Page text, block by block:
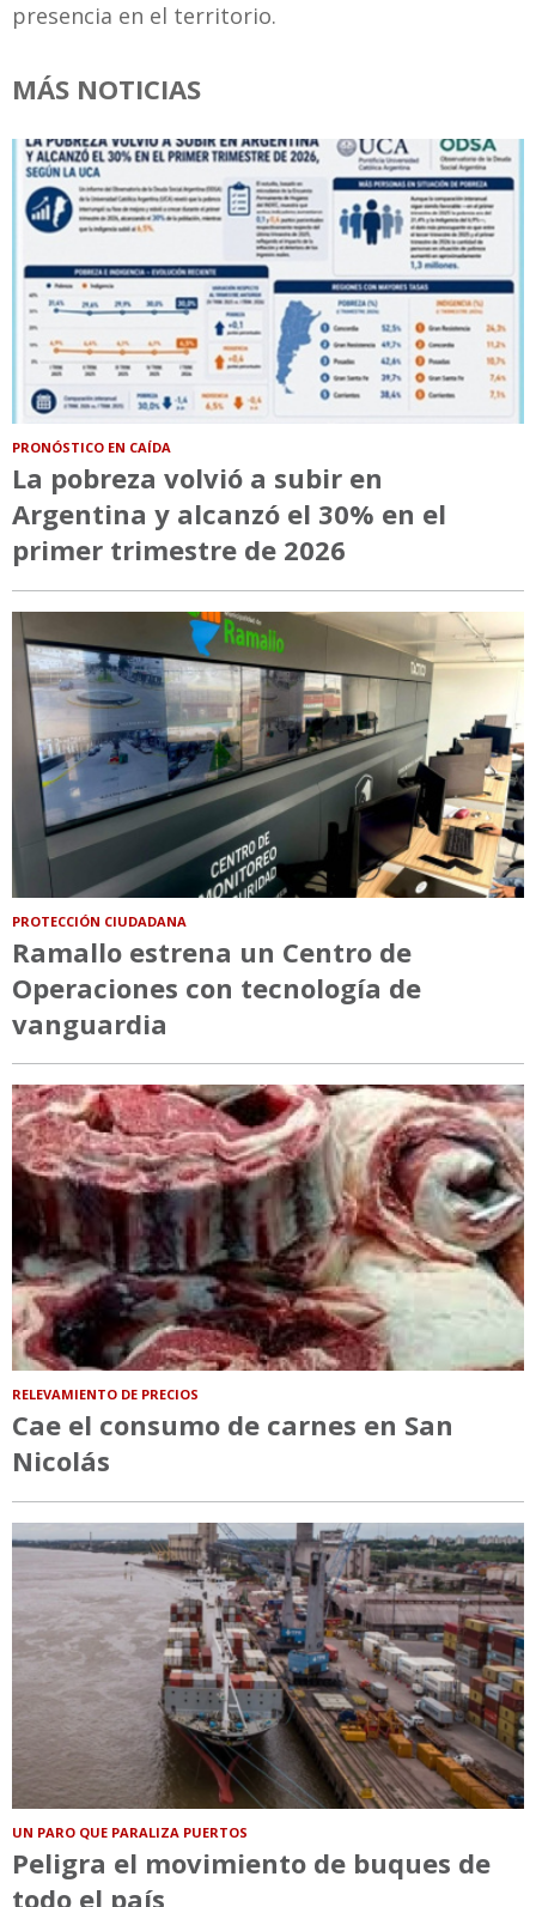
presencia en el territorio.
MÁS NOTICIAS
PRONÓSTICO EN CAÍDA
La pobreza volvió a subir en
Argentina y alcanzó el 30% en el
primer trimestre de 2026
PROTECCIÓN CIUDADANA
Ramallo estrena un Centro de
Operaciones con tecnología de
vanguardia
RELEVAMIENTO DE PRECIOS
Cae el consumo de carnes en San
Nicolás
UN PARO QUE PARALIZA PUERTOS
Peligra el movimiento de buques de
todo el país